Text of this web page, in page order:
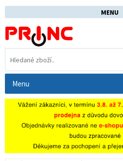
MENU
Menu